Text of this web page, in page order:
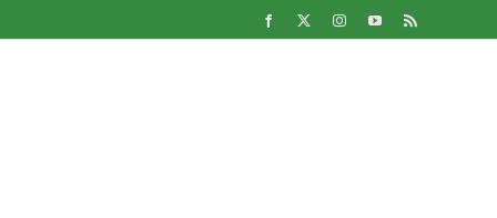
Facebook InstagramYouTubeRss